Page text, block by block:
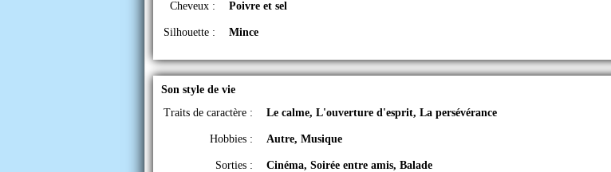
Cheveux : Poivre et sel
Silhouette : Mince
Son style de vie
Traits de caractère :
Le calme, L'ouverture d'esprit, La persévérance
Hobbies : Autre, Musique
Sorties : Cinéma, Soirée entre amis, Balade